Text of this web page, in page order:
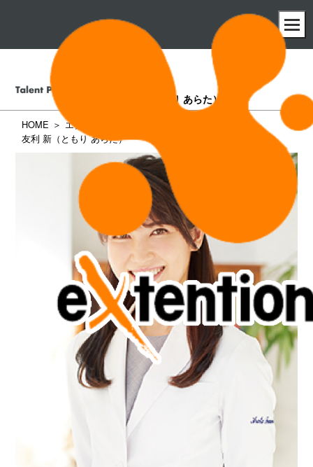
（ともり あらた）
HOME
エクステンション所属タレント一覧
友利 新（ともり あらた）